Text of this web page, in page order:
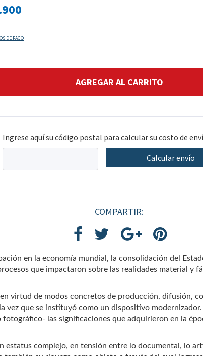
DE PAGO
Ingrese aquí su código postal para calcular su costo de
Calcular envío
COMPARTIR:
en la economía mundial, la consolidación del
que impactaron sobre las realidades material y
virtud de modos concretos de producción, difusión,
vez que se instituyó como un dispositivo modernizador.
las significaciones que adquirieron en la
estatus complejo, en tensión entre lo documental, lo